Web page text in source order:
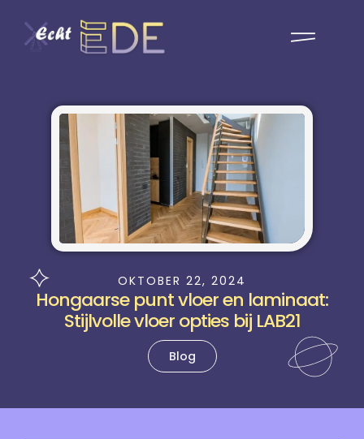
OKTOBER 22, 2024
Hongaarse punt vloer en laminaat:
Stijlvolle vloer opties bij LAB21
Blog